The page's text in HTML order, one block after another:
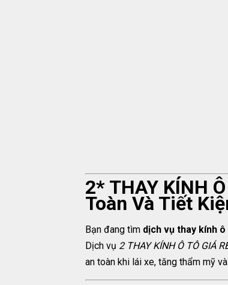
2* THAY KÍNH
Toàn Và Tiết
Bạn đang tìm dịch vụ thay kính
Dịch vụ 2THAY KÍNH Ô TÔ GIÁ
an toàn khi lái xe, tăng thẩm mỹ